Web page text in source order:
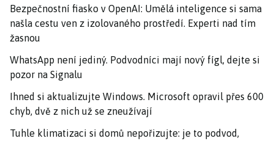
Bezpečnostní fiasko v OpenAI: Umělá inteligence si sama
našla cestu ven z izolovaného prostředí. Experti nad tím
žasnou
WhatsApp není jediný. Podvodníci mají nový fígl, dejte si
pozor na Signalu
Ihned si aktualizujte Windows. Microsoft opravil přes 600
chyb, dvě z nich už se zneužívají
Tuhle klimatizaci si domů nepořizujte: je to podvod,